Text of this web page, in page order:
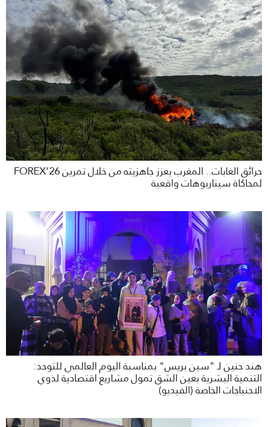
حرائق الغابات.. المغرب يعزز جاهزيته من خلال تمرين FOREX’26
لمحاكاة سيناريوهات واقعية
هند حنين لـ "سين بريس" بمناسبة اليوم العالمي للتوحد:
التنمية البشرية بعين الشق تمول مشاريع اقتصادية لذوي
الاحنياجات الخاصة (الفيديو)